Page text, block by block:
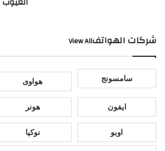
شركات الهواتفView All
سامسونج هواوى
ايفون هونر
اوبو نوكيا